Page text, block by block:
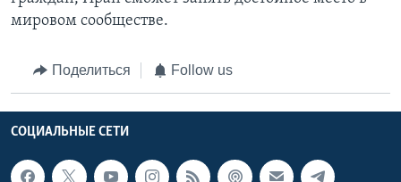
мировом сообществе.
Поделиться Follow us
СОЦИАЛЬНЫЕ СЕТИ